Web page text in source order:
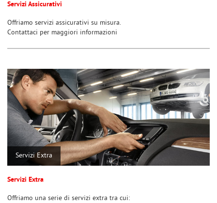
Servizi Assicurativi
Offriamo servizi assicurativi su misura.
Contattaci per maggiori informazioni
Servizi Extra
Servizi Extra
Offriamo una serie di servizi extra tra cui: